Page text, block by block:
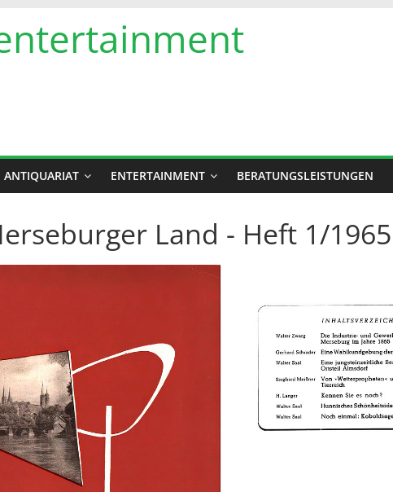
ANTIQUARIAT ENTERTAINMENT BERATUNGSLEISTUNGEN
Land - Heft 1/1965